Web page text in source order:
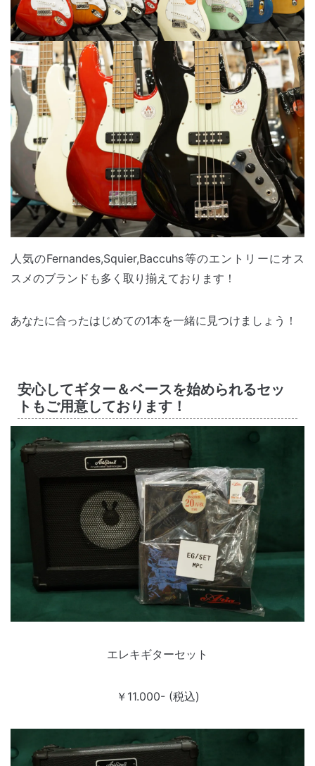
人気のFernandes,Squier,Baccuhs等のエントリーにオス
スメのブランドも多く取り揃えております！
あなたに合ったはじめての1本を一緒に見つけましょう！
安心してギター＆ベースを始められるセッ
トもご用意しております！
エレキギターセット
￥11.000- (税込)